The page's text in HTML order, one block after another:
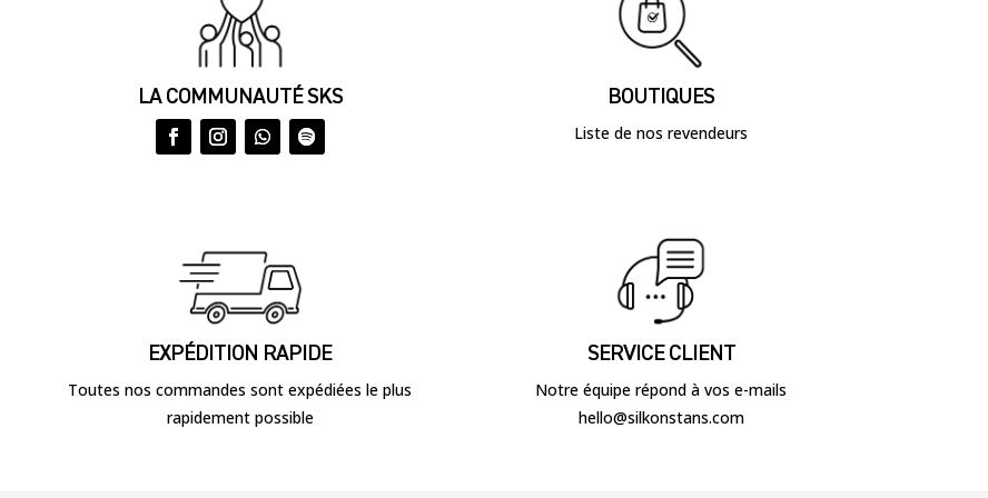
LA COMMUNAUTÉ SKS BOUTIQUES
Liste de nos revendeurs
EXPÉDITION RAPIDE
Toutes nos commandes sont expédiées le plus
rapidement possible
SERVICE CLIENT
Notre équipe répond à vos e-mails
hello@silkonstans.com